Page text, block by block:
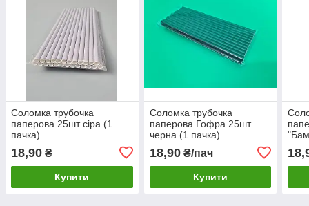
Соломка трубочка
паперова 25шт сіра (1
пачка)
18,90 ₴
Купити
Соломка трубочка
паперова Гофра 25шт
черна (1 пачка)
18,90₴/пач
Купити